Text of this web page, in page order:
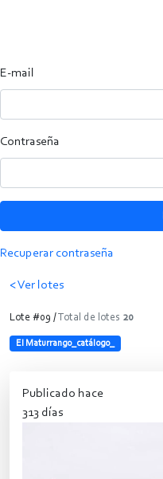
E-mail
Contraseña
Recuperar contraseña
< Ver lotes
Lote #09 /Total de lotes 20
El Maturrango_catálogo_
Publicado hace
313 días